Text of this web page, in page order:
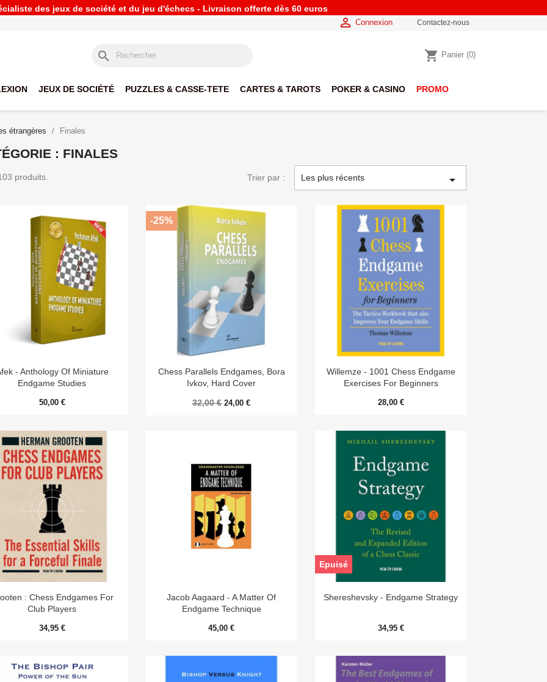
des jeux de société et du jeu d'échecs - Livraison offerte dès 60 euros
 Connexion Contactez-nous
search shopping_cart Panier (0)
JEUX DE SOCIÉTÉ PUZZLES & CASSE-TETE CARTES & TAROTS POKER & CASINO PROMO
étrangères Finales
: FINALES
produits. Trier par : Les plus récents 
Aperçu rapide
- Anthology Of Miniature
Endgame Studies
50,00 €
Aperçu rapide
Chess Parallels Endgames, Bora
Ivkov, Hard Cover
32,00 € 24,00 €
-25%
 Aperçu rapide
Willemze - 1001 Chess Endgame
Exercises For Beginners
28,00 €
 Aperçu rapide
: Chess Endgames For
Club Players
34,95 €
Aperçu rapide
Jacob Aagaard - A Matter Of
Endgame Technique
45,00 €
Aperçu rapide
Shereshevsky - Endgame Strategy
34,95 €
Epuisé